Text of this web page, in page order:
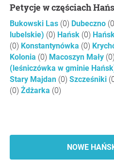
Petycje w częściach
Bukowski Las (0) Dubeczno
lubelskie) (0) Hańsk (0)
(0) Konstantynówka (0)
Kolonia (0) Macoszyn Mały (0)
(leśniczówka w gminie
Stary Majdan (0) Szcześniki
(0) Żdżarka (0)
NOWE